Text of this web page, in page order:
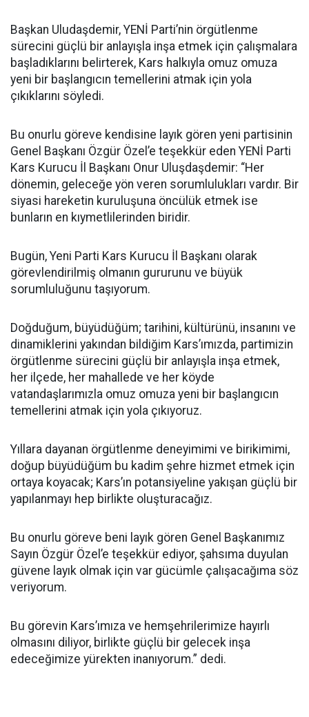
Başkan Uludaşdemir, YENİ Parti’nin örgütlenme
sürecini güçlü bir anlayışla inşa etmek için çalışmalara
başladıklarını belirterek, Kars halkıyla omuz omuza
yeni bir başlangıcın temellerini atmak için yola
çıkıklarını söyledi.
Bu onurlu göreve kendisine layık gören yeni partisinin
Genel Başkanı Özgür Özel’e teşekkür eden YENİ Parti
Kars Kurucu İl Başkanı Onur Uluşdaşdemir: “Her
dönemin, geleceğe yön veren sorumlulukları vardır. Bir
siyasi hareketin kuruluşuna öncülük etmek ise
bunların en kıymetlilerinden biridir.
Bugün, Yeni Parti Kars Kurucu İl Başkanı olarak
görevlendirilmiş olmanın gururunu ve büyük
sorumluluğunu taşıyorum.
Doğduğum, büyüdüğüm; tarihini, kültürünü, insanını ve
dinamiklerini yakından bildiğim Kars’ımızda, partimizin
örgütlenme sürecini güçlü bir anlayışla inşa etmek,
her ilçede, her mahallede ve her köyde
vatandaşlarımızla omuz omuza yeni bir başlangıcın
temellerini atmak için yola çıkıyoruz.
Yıllara dayanan örgütlenme deneyimimi ve birikimimi,
doğup büyüdüğüm bu kadim şehre hizmet etmek için
ortaya koyacak; Kars’ın potansiyeline yakışan güçlü bir
yapılanmayı hep birlikte oluşturacağız.
Bu onurlu göreve beni layık gören Genel Başkanımız
Sayın Özgür Özel’e teşekkür ediyor, şahsıma duyulan
güvene layık olmak için var gücümle çalışacağıma söz
veriyorum.
Bu görevin Kars’ımıza ve hemşehrilerimize hayırlı
olmasını diliyor, birlikte güçlü bir gelecek inşa
edeceğimize yürekten inanıyorum.” dedi.